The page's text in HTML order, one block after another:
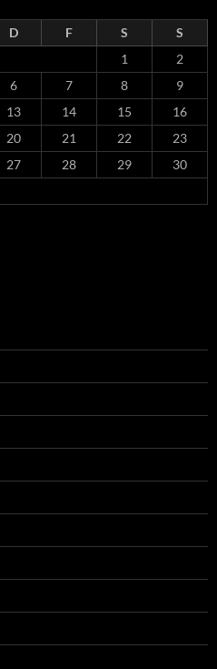
D F S
S
1
2
6 7 8
9
13 14 15
16
20 21 22
23
27 28 29
30